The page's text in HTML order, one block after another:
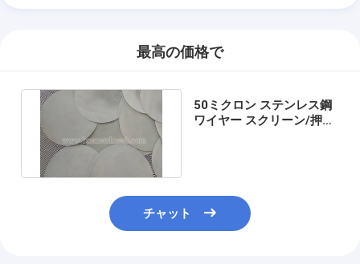
最高の価格で
50ミクロン ステンレス鋼
ワイヤー スクリーン/押出
チャット